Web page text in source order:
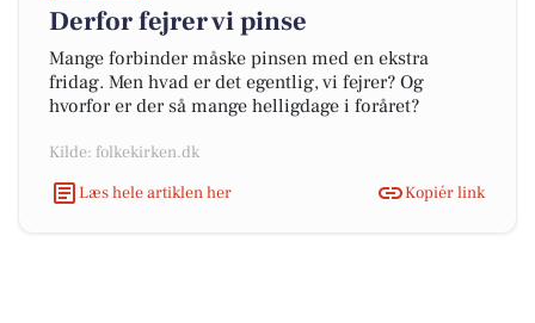
Derfor fejrer vi pinse
Mange forbinder måske pinsen med en ekstra
fridag. Men hvad er det egentlig, vi fejrer? Og
hvorfor er der så mange helligdage i foråret?
Kilde: folkekirken.dk
Læs hele artiklen her
Kopiér link